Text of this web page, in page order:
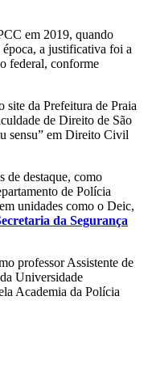
em 2019, quando
a justificativa foi a
federal, conforme
site da Prefeitura de Praia
de Direito de São
sensu” em Direito Civil
de destaque, como
de Polícia
unidades como o Deic,
da Segurança
professor Assistente de
Universidade
Academia da Polícia